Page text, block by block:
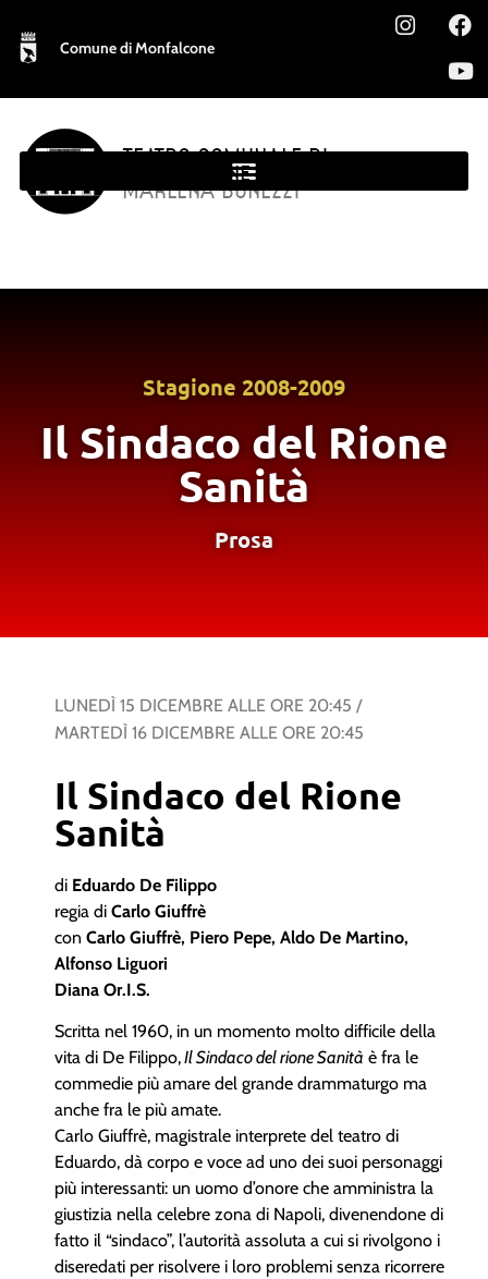
Comune di Monfalcone
TEATRO COMUNALE DI
MONFALCONE
MARLENA BONEZZI
Stagione 2008-2009
Il Sindaco del Rione
Sanità
Prosa
LUNEDÌ 15 DICEMBRE ALLE ORE 20:45 /
MARTEDÌ 16 DICEMBRE ALLE ORE 20:45
Il Sindaco del Rione
Sanità
di Eduardo De Filippo
regia di Carlo Giuffrè
con Carlo Giuffrè, Piero Pepe, Aldo De Martino,
Alfonso Liguori
Diana Or.I.S.
Scritta nel 1960, in un momento molto difficile della
vita di De Filippo,Il Sindaco del rione Sanità è fra le
commedie più amare del grande drammaturgo ma
anche fra le più amate.
Carlo Giuffrè, magistrale interprete del teatro di
Eduardo, dà corpo e voce ad uno dei suoi personaggi
più interessanti: un uomo d’onore che amministra la
giustizia nella celebre zona di Napoli, divenendone di
fatto il “sindaco”, l’autorità assoluta a cui si rivolgono i
diseredati per risolvere i loro problemi senza ricorrere